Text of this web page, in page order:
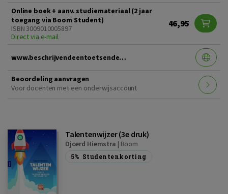
Online boek + aanv. studiemateriaal (2 jaar
toegang via Boom Student)
ISBN 3009010005897
Direct via e-mail
46,95
www.beschrijvendeentoetsendestatistiek.nl
Beoordeling aanvragen
Voor docenten met een onderwijsaccount
Talentenwijzer (3e druk)
Djoerd Hiemstra | Boom
5% Studentenkorting